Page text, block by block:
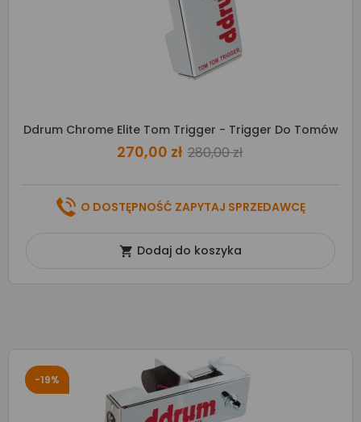
Ddrum Chrome Elite Tom Trigger - Trigger Do Tomów
270,00 zł 280,00 zł
O DOSTĘPNOŚĆ ZAPYTAJ SPRZEDAWCĘ
 Dodaj do koszyka
-19%